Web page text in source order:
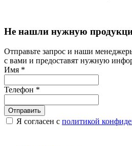
Не нашли нужную
Отправьте запрос и наши
с вами и предоставят нужную
Имя *
Телефон *
Я согласен с политикой